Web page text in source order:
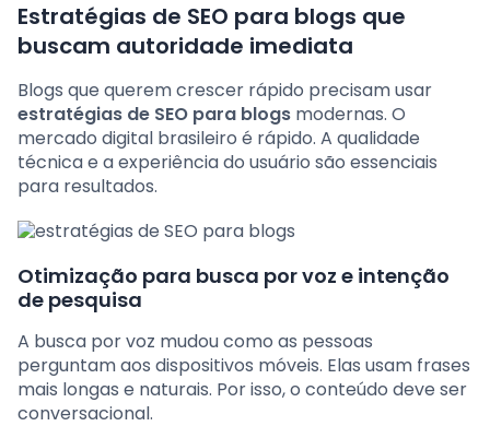
Estratégias de SEO para blogs que
buscam autoridade imediata
Blogs que querem crescer rápido precisam usar
estratégias de SEO para blogs modernas. O
mercado digital brasileiro é rápido. A qualidade
técnica e a experiência do usuário são essenciais
para resultados.
Otimização para busca por voz e intenção
de pesquisa
A busca por voz mudou como as pessoas
perguntam aos dispositivos móveis. Elas usam frases
mais longas e naturais. Por isso, o conteúdo deve ser
conversacional.